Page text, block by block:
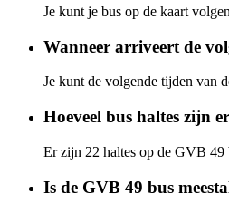
Je kunt je bus op de kaart
Wanneer arriveert de
Je kunt de volgende tijden van
Hoeveel bus haltes zijn
Er zijn 22 haltes op de GVB 49
Is de GVB 49 bus